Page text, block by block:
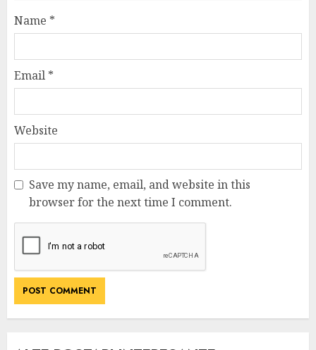
Name *
Email *
Website
Save my name, email, and website in this
browser for the next time I comment.